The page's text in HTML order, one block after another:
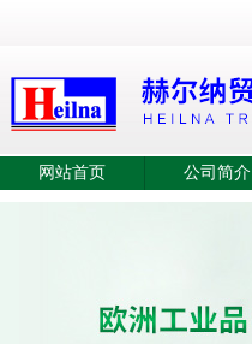
网站首页 公司简介